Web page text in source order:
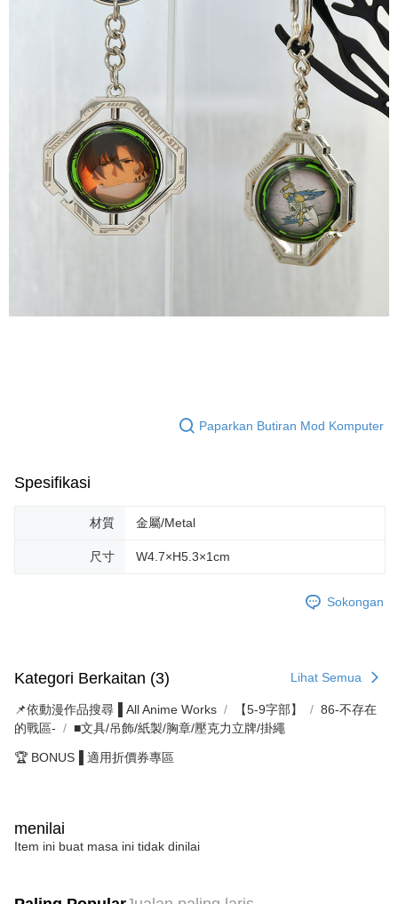
Paparkan Butiran Mod Komputer
Spesifikasi
材質 金屬/Metal
尺寸 W4.7×H5.3×1cm
Sokongan
Kategori Berkaitan (3) Lihat Semua
📌依動漫作品搜尋▐ All Anime Works 【5-9字部】
86-不存在
的戰區-
■文具/吊飾/紙製/胸章/壓克力立牌/掛繩
🏆 BONUS▐ 適用折價券專區
menilai
Item ini buat masa ini tidak dinilai